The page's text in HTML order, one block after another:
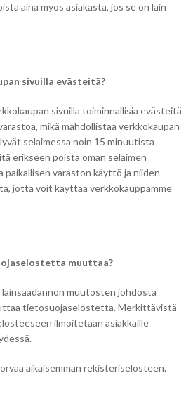
aina myös asiakasta, jos se on lain
sivuilla evästeitä?
sivuilla toiminnallisia evästeitä
mikä mahdollistaa verkkokaupan
selaimessa noin 15 minuutista
erikseen poista oman selaimen
paikallisen varaston käyttö ja niiden
jotta voit käyttää verkkokauppamme
muuttaa?
muutosten johdosta
tietosuojaselostetta. Merkittävistä
ilmoitetaan asiakkaille
aikaisemman rekisteriselosteen.